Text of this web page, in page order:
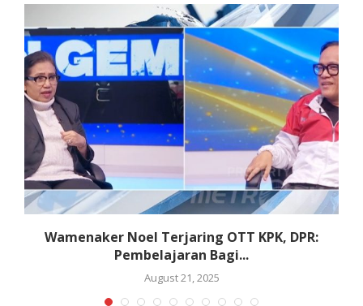
Wamenaker Noel Terjaring OTT KPK, DPR:
Pembelajaran Bagi...
August 21, 2025